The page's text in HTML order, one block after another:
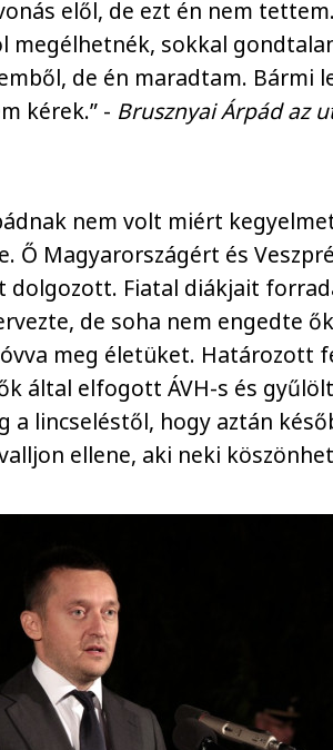
elől, de ezt én nem
megélhetnék, sokkal
de én maradtam. Bármi
kérek.” - Brusznyai Árpád az
nem volt miért
Ő Magyarországért és
dolgozott. Fiatal diákjait
de soha nem engedte
meg életüket. Határozott
által elfogott ÁVH-s és
a lincseléstől, hogy aztán
ellene, aki neki